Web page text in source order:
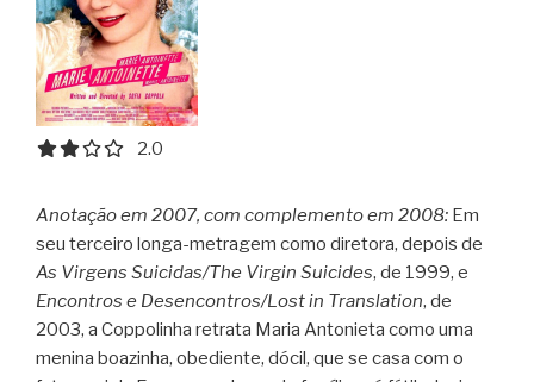
2.0 out of 5.0 stars
2.0
Anotação em 2007, com complemento em 2008: Em
seu terceiro longa-metragem como diretora, depois de
As Virgens Suicidas/The Virgin Suicides, de 1999, e
Encontros e Desencontros/Lost in Translation, de
2003, a Coppolinha retrata Maria Antonieta como uma
menina boazinha, obediente, dócil, que se casa com o